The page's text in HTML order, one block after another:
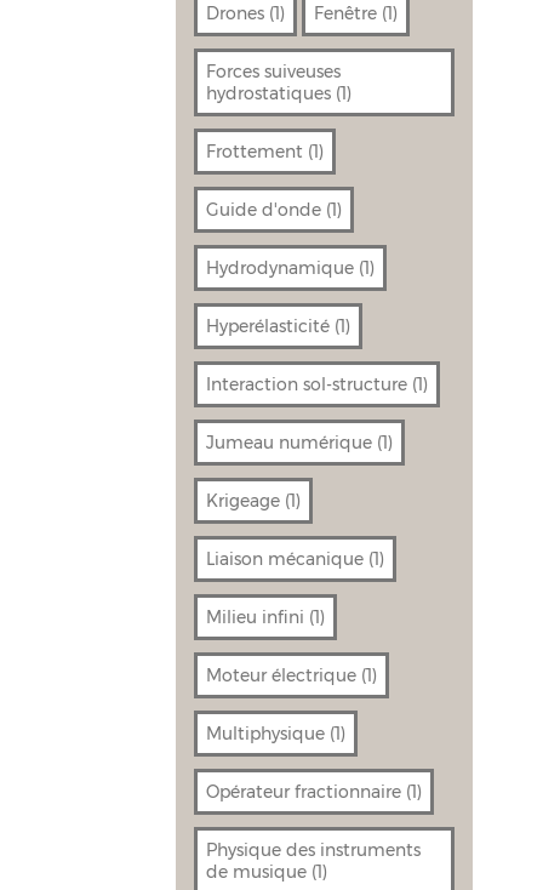
Drones (1) Fenêtre (1)
Forces suiveuses
hydrostatiques (1)
Frottement (1)
Guide d'onde (1)
Hydrodynamique (1)
Hyperélasticité (1)
Interaction sol-structure (1)
Jumeau numérique (1)
Krigeage (1)
Liaison mécanique (1)
Milieu infini (1)
Moteur électrique (1)
Multiphysique (1)
Opérateur fractionnaire (1)
Physique des instruments
de musique (1)